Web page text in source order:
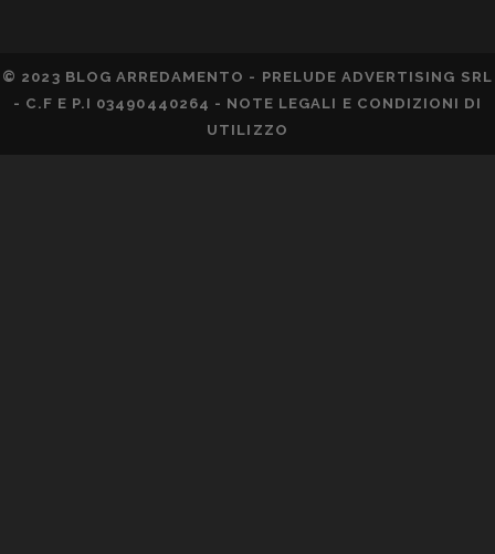
© 2023 BLOG ARREDAMENTO - PRELUDE ADVERTISING SRL
- C.F E P.I 03490440264 - NOTE LEGALI E CONDIZIONI DI
UTILIZZO